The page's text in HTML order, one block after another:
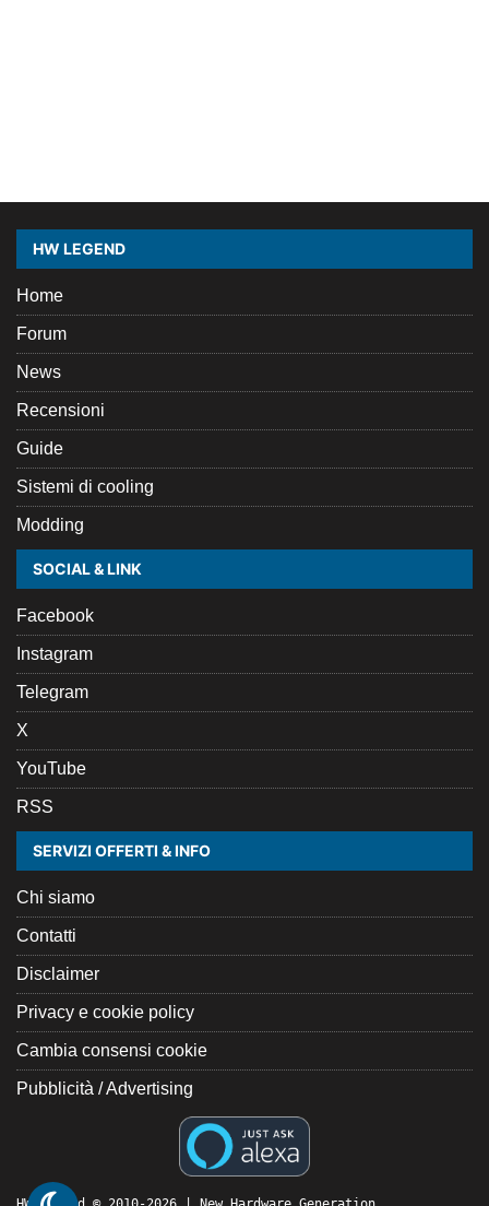
HW LEGEND
Home
Forum
News
Recensioni
Guide
Sistemi di cooling
Modding
SOCIAL & LINK
Facebook
Instagram
Telegram
X
YouTube
RSS
SERVIZI OFFERTI & INFO
Chi siamo
Contatti
Disclaimer
Privacy e cookie policy
Cambia consensi cookie
Pubblicità / Advertising